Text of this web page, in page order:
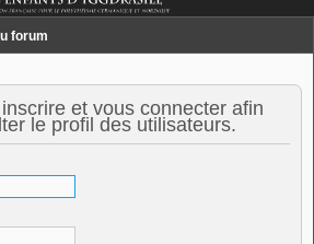
forum
et vous connecter afin
le profil des utilisateurs.